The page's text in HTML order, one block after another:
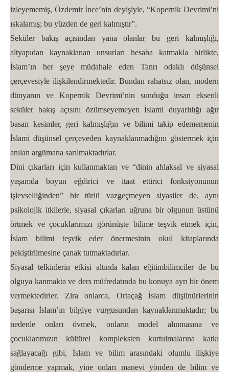
izleyememiş, Özdemir İnce’nin deyişiyle, “Kopernik Devrimi’ni
ıskalamış; bu yüzden de geri kalmıştır”.
Seküler bakış açısından yana olanlar bu geri kalmışlığı,
altyapıdan kaynaklanan unsurları hesaba katmakla birlikte,
İslam’ın her şeye müdahale eden Tanrı odaklı düşünsel
çerçevesiyle ilişkilendirmektedir. Bundan rahatsız olan, modern
dünyanın ve Kopernik Devrimi’nin sunduğu insan eksenli
seküler bakış açısını özümseyemeyen İslami duyarlılığı ağır
basan kesimler, geri kalmışlığın ve bilimi takip edememenin
İslami düşünsel çerçeveden kaynaklanmadığını göstermek için
anılan argümana sarılmaktadırlar.
Dini çıkarları için kullanmaktan ve “dinin ahlaksal ve siyasal
yaşamda boyun eğdirici ve itaat ettirici fonksiyonunun
işlevselliğinden” bir türlü vazgeçmeyen siyasiler de, aynı
psikolojik itkilerle, siyasal çıkarları uğruna bir olgunun üstünü
örtmek ve çocuklarımızı görünüşte bilime teşvik etmek için,
İslam bilimi teşvik eder önermesinin okul kitaplarında
pekiştirilmesine çanak tutmaktadırlar.
Siyasal telkinlerin etkisi altında kalan eğitimbilimciler de bu
olguya kanmakta ve ders müfredatında bu konuya ayrı bir önem
vermektedirler. Zira onlarca, Ortaçağ İslam düşünürlerinin
başarısı İslam’ın bilgiye vurgusundan kaynaklanmaktadır; bu
nedenle onları övmek, onların model alınmasına ve
çocuklarımızın kültürel kompleksten kurtulmalarına katkı
sağlayacağı gibi, İslam ve bilim arasındaki olumlu ilişkiye
gönderme yapmak, yine onları manevi yönden de bilim ve